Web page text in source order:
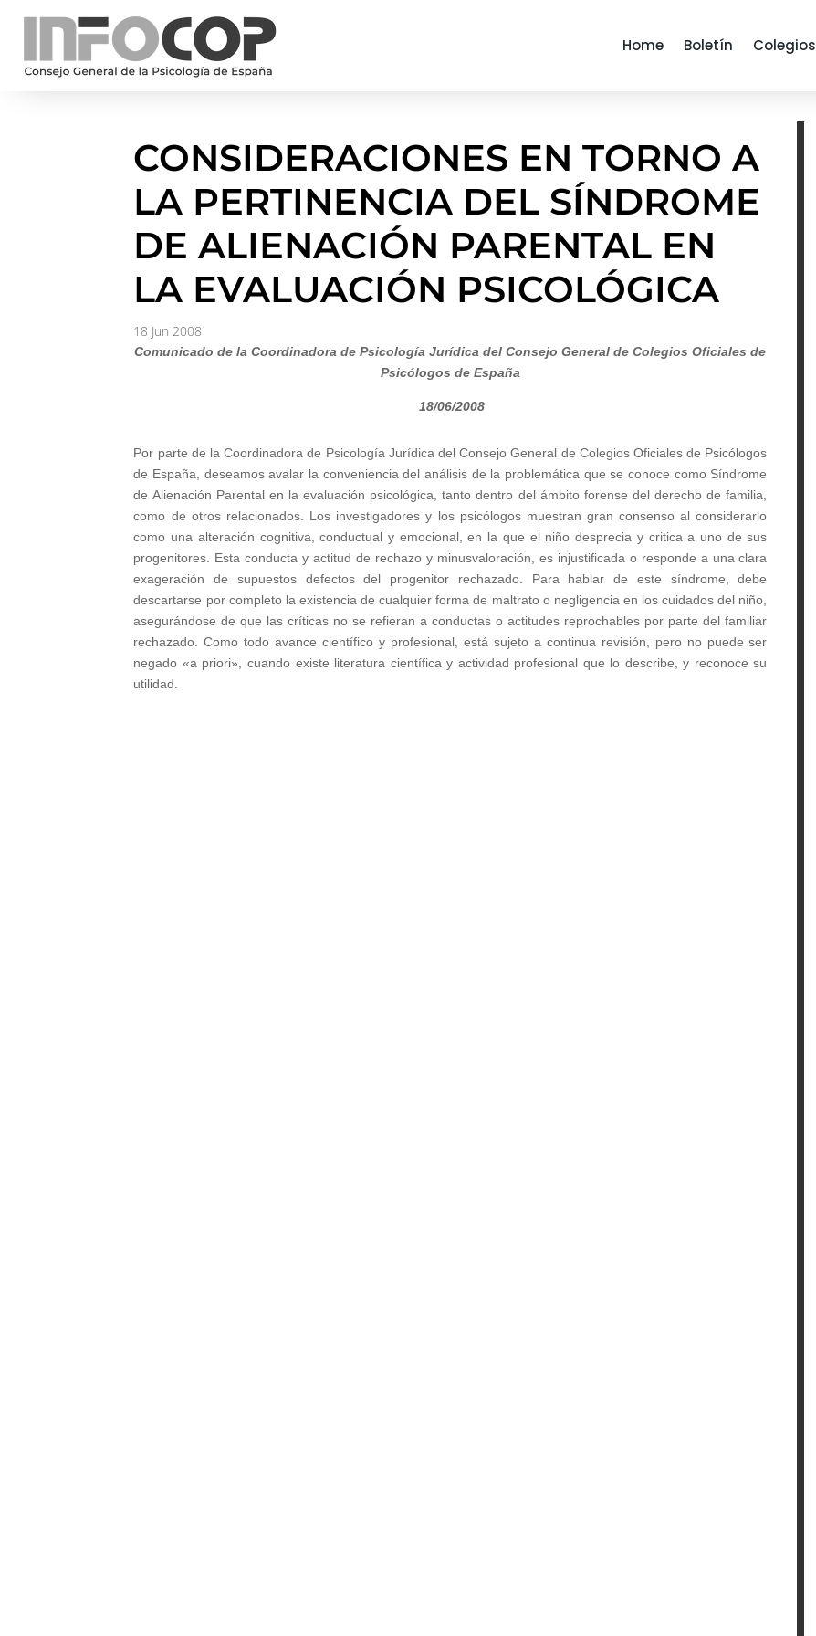
Home Boletín Colegios
CONSIDERACIONES EN TORNO A
LA PERTINENCIA DEL SÍNDROME
DE ALIENACIÓN PARENTAL EN
LA EVALUACIÓN PSICOLÓGICA
18 Jun 2008
Comunicado de la Coordinadora de Psicología Jurídica del Consejo General de Colegios Oficiales de
Psicólogos de España
18/06/2008
Por parte de la Coordinadora de Psicología Jurídica del Consejo General de Colegios Oficiales de Psicólogos
de España, deseamos avalar la conveniencia del análisis de la problemática que se conoce como Síndrome
de Alienación Parental en la evaluación psicológica, tanto dentro del ámbito forense del derecho de familia,
como de otros relacionados. Los investigadores y los psicólogos muestran gran consenso al considerarlo
como una alteración cognitiva, conductual y emocional, en la que el niño desprecia y critica a uno de sus
progenitores. Esta conducta y actitud de rechazo y minusvaloración, es injustificada o responde a una clara
exageración de supuestos defectos del progenitor rechazado. Para hablar de este síndrome, debe
descartarse por completo la existencia de cualquier forma de maltrato o negligencia en los cuidados del niño,
asegurándose de que las críticas no se refieran a conductas o actitudes reprochables por parte del familiar
rechazado. Como todo avance científico y profesional, está sujeto a continua revisión, pero no puede ser
negado «a priori», cuando existe literatura científica y actividad profesional que lo describe, y reconoce su
utilidad.